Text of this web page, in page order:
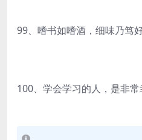
99、嗜书如嗜酒，细味乃
100、学会学习的人，是非